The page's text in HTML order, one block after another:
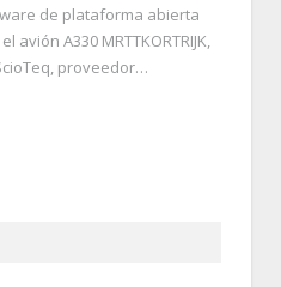
de plataforma abierta
A330 MRTTKORTRIJK,
proveedor…